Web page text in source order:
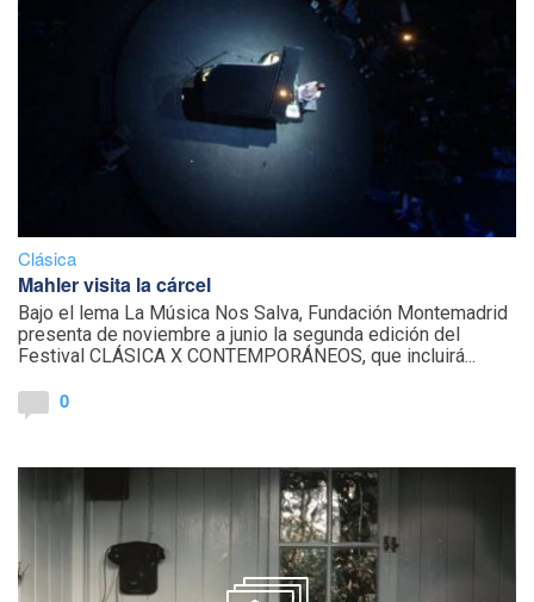
Clásica
Mahler visita la cárcel
Bajo el lema La Música Nos Salva, Fundación Montemadrid
presenta de noviembre a junio la segunda edición del
Festival CLÁSICA X CONTEMPORÁNEOS, que incluirá...
0